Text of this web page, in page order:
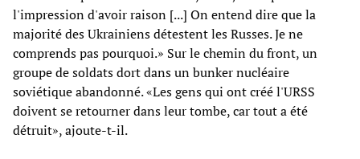
l'impression d'avoir raison [...] On entend dire que la
majorité des Ukrainiens détestent les Russes. Je ne
comprends pas pourquoi.» Sur le chemin du front, un
groupe de soldats dort dans un bunker nucléaire
soviétique abandonné. «Les gens qui ont créé l'URSS
doivent se retourner dans leur tombe, car tout a été
détruit», ajoute-t-il.